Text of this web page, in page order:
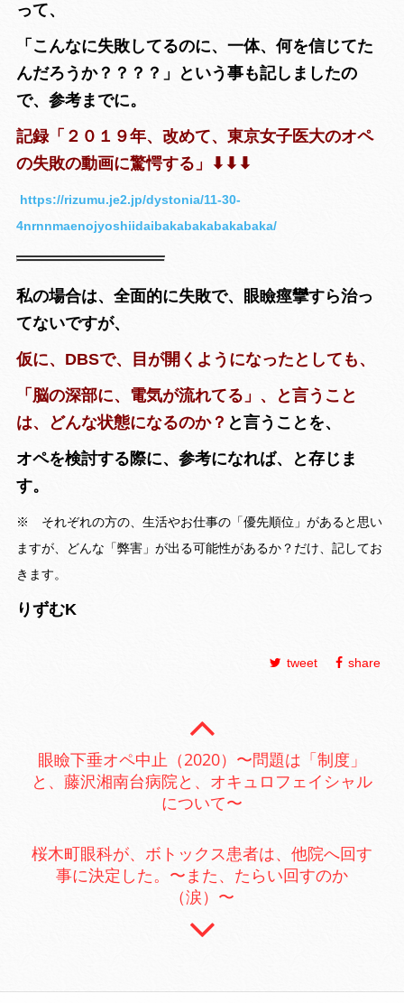
って、
「こんなに失敗してるのに、一体、何を信じてた
んだろうか？？？？」という事も記しましたの
で、参考までに。
記録「２０１９年、改めて、東京女子医大のオペ
の失敗の動画に驚愕する」⬇︎⬇︎⬇︎
https://rizumu.je2.jp/dystonia/11-30-
4nrnnmaenojyoshiidaibakabakabakabaka/
私の場合は、全面的に失敗で、
眼瞼痙攣すら治っ
てないですが、
仮に、DBSで、目が開くようになったとしても、
「脳の深部に、電気が流れてる」、と言うこと
は、どんな状態になるのか？ と言うことを、
オペを検討する際に、参考になれば、と存じま
す。
※ それぞれの方の、生活やお仕事の「優先順位」があると思い
ますが、どんな「弊害」が出る可能性があるか？だけ、記してお
きます。
りずむK
tweet share
眼瞼下垂オペ中止（2020）〜問題は「制度」
と、藤沢湘南台病院と、オキュロフェイシャル
について〜
桜木町眼科が、ボトックス患者は、他院へ回す
事に決定した。〜また、たらい回すのか
（涙）〜